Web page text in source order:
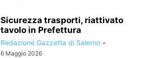
Sicurezza trasporti, riattivato
tavolo in Prefettura
Redazione Gazzetta di Salerno -
6 Maggio 2026